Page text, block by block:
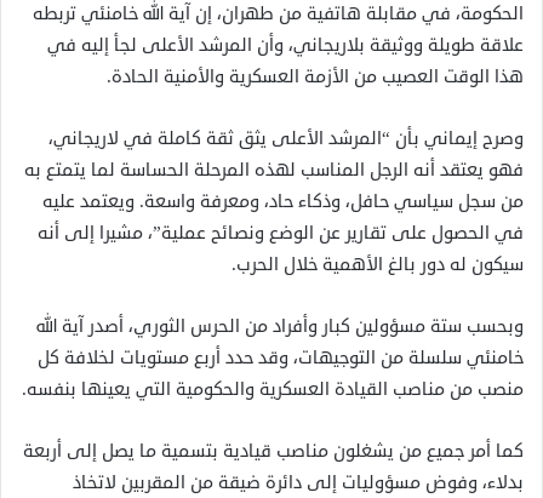
الحكومة، في مقابلة هاتفية من طهران، إن آية الله خامنئي تربطه
علاقة طويلة ووثيقة بلاريجاني، وأن المرشد الأعلى لجأ إليه في
هذا الوقت العصيب من الأزمة العسكرية والأمنية الحادة.
وصرح إيماني بأن “المرشد الأعلى يثق ثقة كاملة في لاريجاني،
فهو يعتقد أنه الرجل المناسب لهذه المرحلة الحساسة لما يتمتع به
من سجل سياسي حافل، وذكاء حاد، ومعرفة واسعة. ويعتمد عليه
في الحصول على تقارير عن الوضع ونصائح عملية”، مشيرا إلى أنه
سيكون له دور بالغ الأهمية خلال الحرب.
وبحسب ستة مسؤولين كبار وأفراد من الحرس الثوري، أصدر آية الله
خامنئي سلسلة من التوجيهات، وقد حدد أربع مستويات لخلافة كل
منصب من مناصب القيادة العسكرية والحكومية التي يعينها بنفسه.
كما أمر جميع من يشغلون مناصب قيادية بتسمية ما يصل إلى أربعة
بدلاء، وفوض مسؤوليات إلى دائرة ضيقة من المقربين لاتخاذ